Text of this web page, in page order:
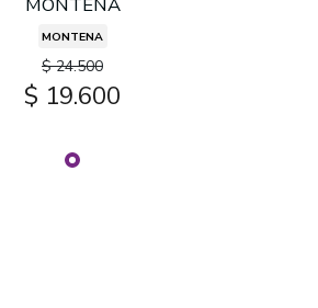
MONTENA
$ 24.500
$ 19.600